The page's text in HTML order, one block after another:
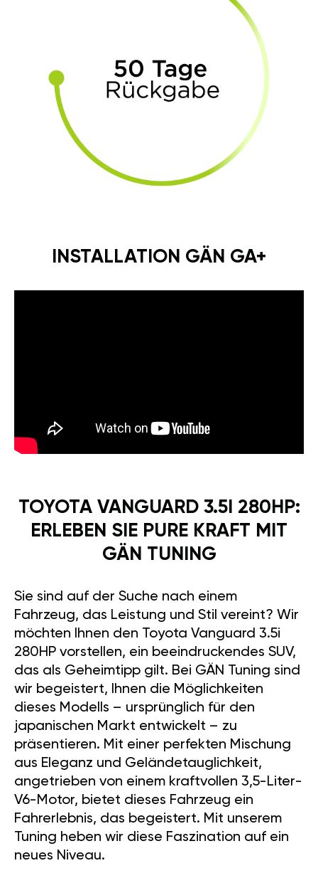
INSTALLATION GÄN GA+
TOYOTA VANGUARD 3.5I 280HP:
ERLEBEN SIE PURE KRAFT MIT
GÄN TUNING
Sie sind auf der Suche nach einem
Fahrzeug, das Leistung und Stil vereint? Wir
möchten Ihnen den Toyota Vanguard 3.5i
280HP vorstellen, ein beeindruckendes SUV,
das als Geheimtipp gilt. Bei GÄN Tuning sind
wir begeistert, Ihnen die Möglichkeiten
dieses Modells – ursprünglich für den
japanischen Markt entwickelt – zu
präsentieren. Mit einer perfekten Mischung
aus Eleganz und Geländetauglichkeit,
angetrieben von einem kraftvollen 3,5-Liter-
V6-Motor, bietet dieses Fahrzeug ein
Fahrerlebnis, das begeistert. Mit unserem
Tuning heben wir diese Faszination auf ein
neues Niveau.